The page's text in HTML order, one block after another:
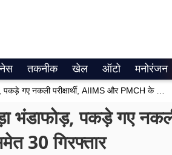
तकनीक खेल ऑटो मनोरंजन
भंडाफोड़, पकड़े गए नकली
30 गिरफ्तार